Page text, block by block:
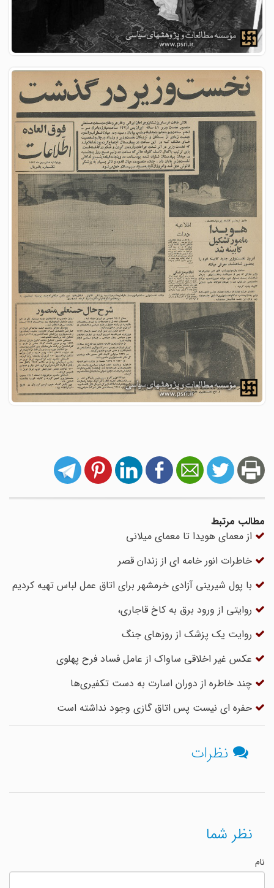
مطالب مرتبط
از معمای هویدا تا معمای میلانی
خاطرات انور خامه ‏ای از زندان قصر
با پول شیرینی آزادی خرمشهر برای اتاق عمل لباس تهیه کردیم
روایتی از ورود برق به کاخ قاجاری،
روایت یک پزشک از روزهای جنگ
عکس غیر اخلاقی ساواک از عامل فساد فرح پهلوی
چند خاطره از دوران اسارت به دست تکفیری‌ها
حفره ای نیست پس اتاق گازی وجود نداشته است
نظرات
نظر شما